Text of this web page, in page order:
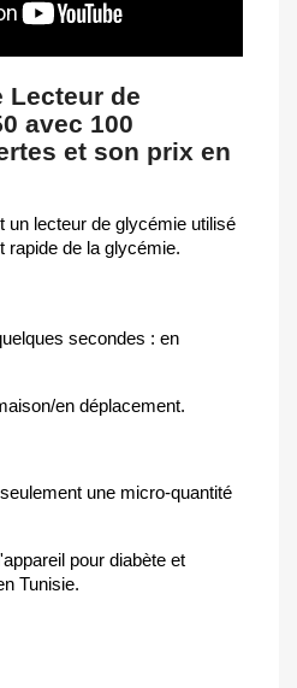
Lecteur de
avec 100
et son prix en
un lecteur de glycémie utilisé
rapide de la glycémie.
secondes : en
en déplacement.
une micro-quantité
pour diabète et
Tunisie.